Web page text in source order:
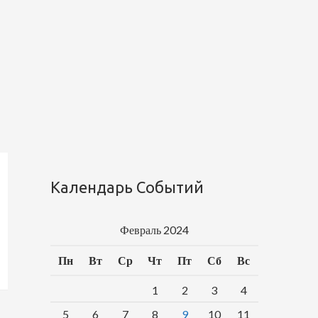
Календарь Событий
Февраль 2024
Пн Вт Ср Чт Пт Сб Вс
1 2 3
4
5
6 7 8 9 10
11